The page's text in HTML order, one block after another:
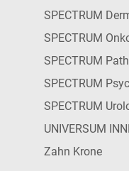
SPECTRUM
SPECTRUM
SPECTRUM
SPECTRUM
SPECTRUM
UNIVERSUM
Zahn Krone